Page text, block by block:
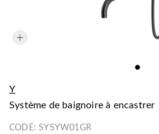
Y
système de baignoire à encastrer
CODE:SYSYW01GR